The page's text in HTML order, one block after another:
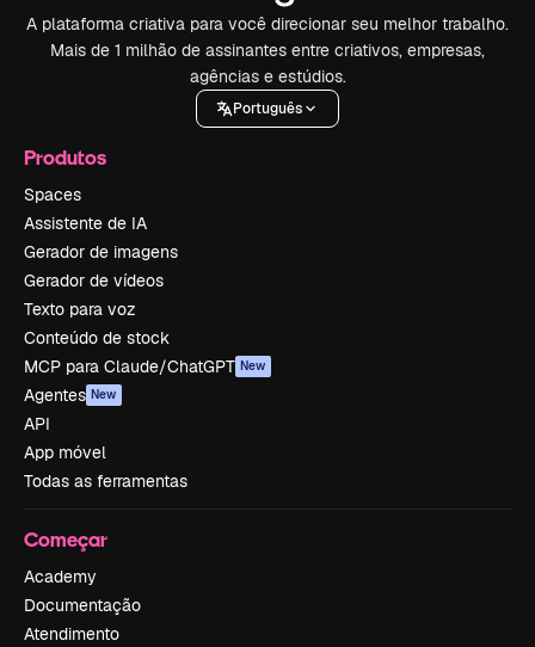
A plataforma criativa para você direcionar seu melhor trabalho.
Mais de 1 milhão de assinantes entre criativos, empresas,
agências e estúdios.
Português
Produtos
Spaces
Assistente de IA
Gerador de imagens
Gerador de vídeos
Texto para voz
Conteúdo de stock
MCP para Claude/ChatGPT New
Agentes New
API
App móvel
Todas as ferramentas
Começar
Academy
Documentação
Atendimento